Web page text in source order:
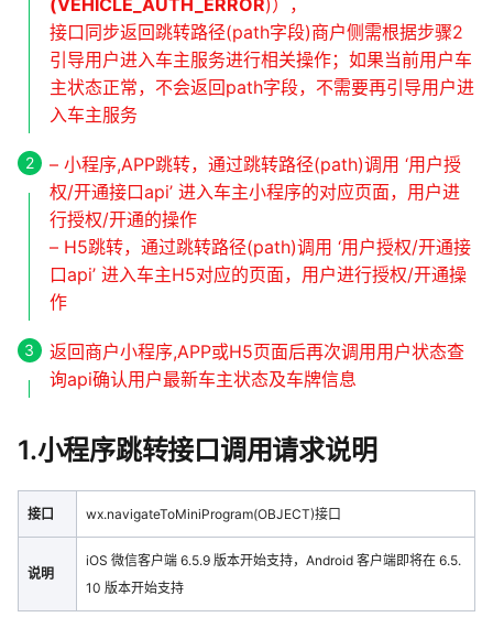
(VEHICLE_AUTH_ERROR)），
接口同步返回跳转路径(path字段)商户侧需根据步骤2
引导用户进入车主服务进行相关操作；如果当前用户车
主状态正常，不会返回path字段，不需要再引导用户进
入车主服务
– 小程序,APP跳转，通过跳转路径(path)调用 ‘用户授
权/开通接口api’ 进入车主小程序的对应页面，用户进
行授权/开通的操作
– H5跳转，通过跳转路径(path)调用 ‘用户授权/开通接
口api’ 进入车主H5对应的页面，用户进行授权/开通操
作
返回商户小程序,APP或H5页面后再次调用用户状态查
询api确认用户最新车主状态及车牌信息
1.小程序跳转接口调用请求说明
接口 wx.navigateToMiniProgram(OBJECT)接口
说明
iOS 微信客户端 6.5.9 版本开始支持，Android 客户端即将在 6.5.
10 版本开始支持